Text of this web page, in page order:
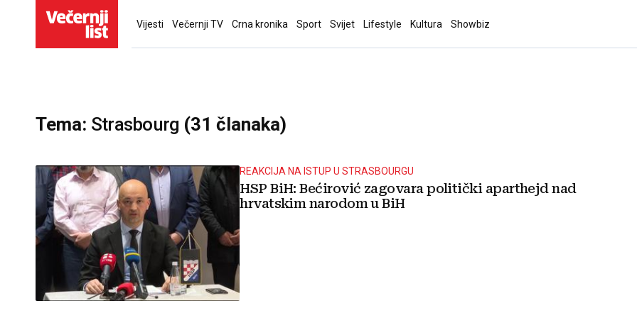
Vijesti Večernji TV Crna kronika Sport Svijet Lifestyle Kultura Showbiz
Tema: Strasbourg (31 članaka)
REAKCIJA NA ISTUP U STRASBOURGU
HSP BiH: Bećirović zagovara politički aparthejd nad
hrvatskim narodom u BiH